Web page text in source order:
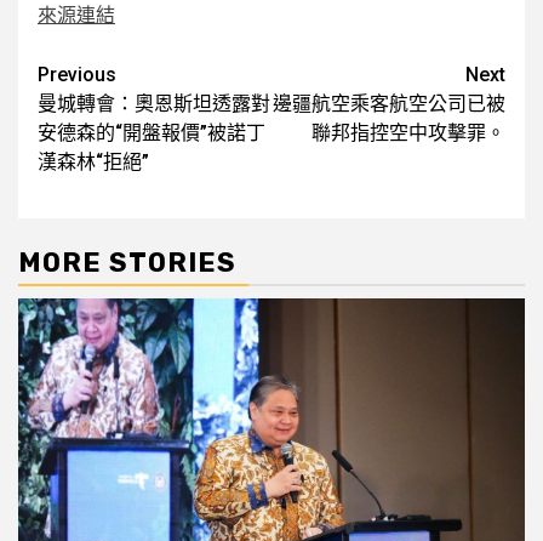
來源連結
Post
navigation
Previous
曼城轉會：奧恩斯坦透露對
安德森的“開盤報價”被諾丁
漢森林“拒絕”
Next
邊疆航空乘客航空公司已被
聯邦指控空中攻擊罪。
MORE STORIES